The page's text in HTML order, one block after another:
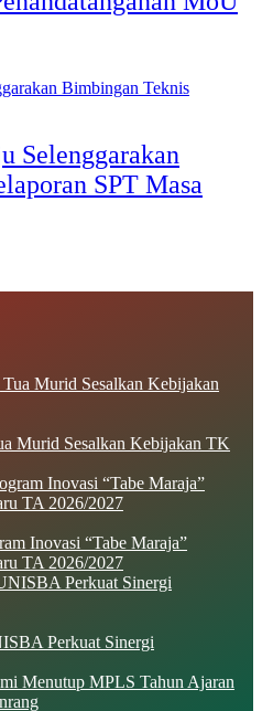
Selenggarakan
SPT Masa
Murid Sesalkan Kebijakan TK
Inovasi “Tabe Maraja”
TA 2026/2027
Perkuat Sinergi